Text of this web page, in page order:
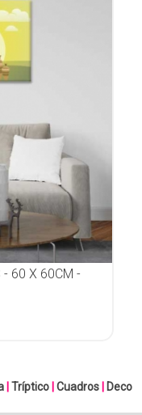
- 60 X 60CM -
|Tríptico|Cuadros| Deco